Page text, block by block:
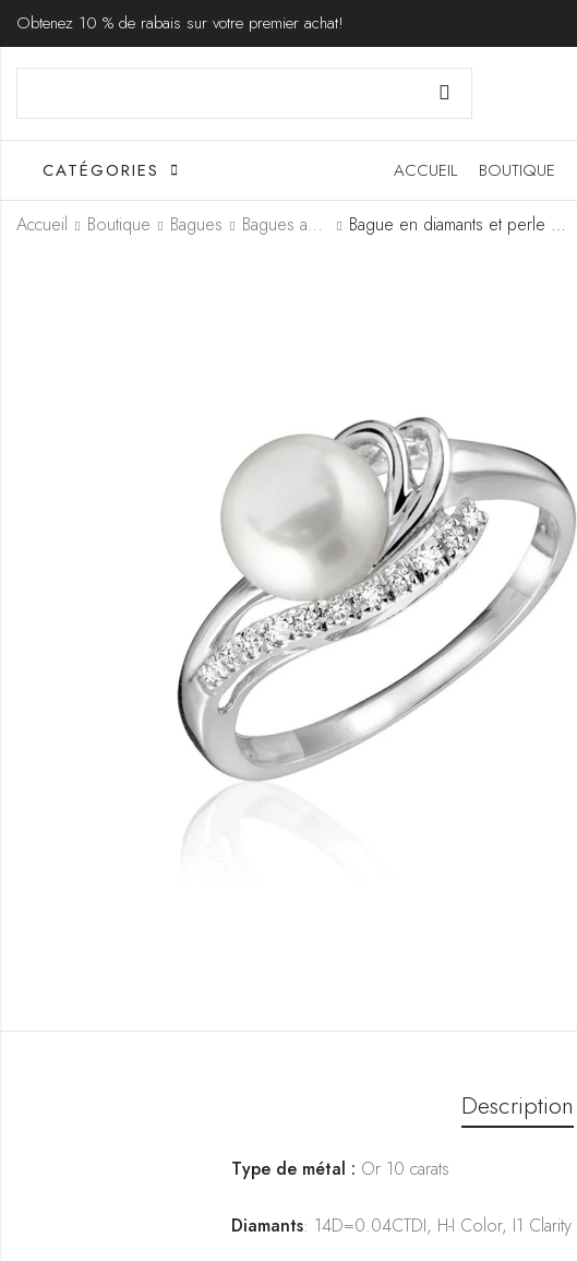
Obtenez 10 % de rabais sur votre premier achat!
CATÉGORIES ACCUEIL BOUTIQUE
Accueil Boutique Bagues Bagues avec perles Bague en diamants et perle de culture
Description
Type de métal : Or 10 carats
Diamants: 14D=0.04CTDI, H-I Color, I1 Clarity